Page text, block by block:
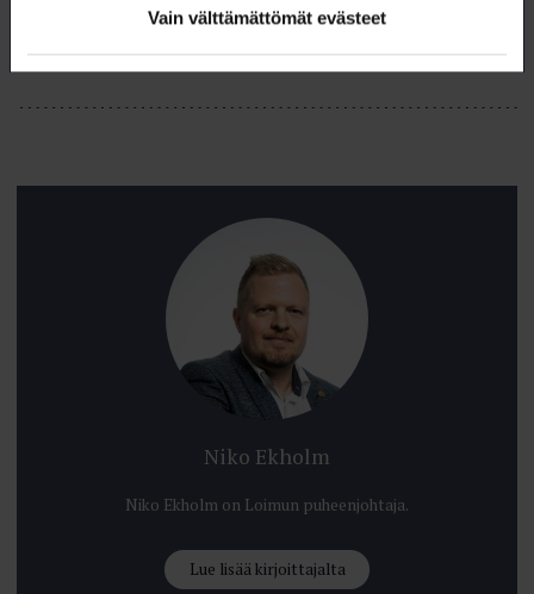
Vain välttämättömät evästeet
Tämä artikkeli (pdf)
Niko Ekholm
Niko Ekholm on Loimun puheenjohtaja.
Lue lisää kirjoittajalta